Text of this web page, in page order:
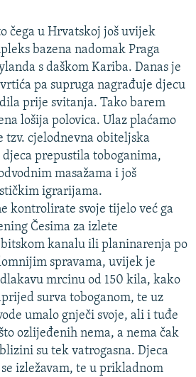
BIHčega u Hrvatskoj još uvijek
bazena nadomak Praga
s daškom Kariba. Danas je
pa supruga nagrađuje djecu
prije svitanja. Tako barem
lošija polovica. Ulaz plaćamo
tzv. cjelodnevna obiteljska
djeca prepustila toboganima,
masažama i još
igrarijama.
kontrolirate svoje tijelo već ga
Česima za izlete
kanalu ili planinarenja po
spravama, uvijek je
mrcinu od 150 kila, kako
surva toboganom, te uz
umalo gnječi svoje, ali i tuđe
ozlijeđenih nema, a nema čak
su tek vatrogasna. Djeca
izležavam, te u prikladnom